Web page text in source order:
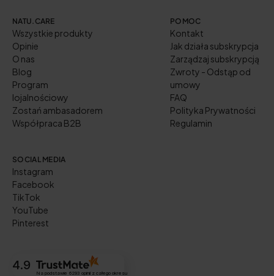
NATU.CARE
Wszystkie produkty
Opinie
O nas
Blog
Program
lojalnościowy
Zostań ambasadorem
Współpraca B2B
POMOC
Kontakt
Jak działa subskrypcja
Zarządzaj subskrypcją
Zwroty - Odstąp od
umowy
FAQ
Polityka Prywatności
Regulamin
SOCIAL MEDIA
Instagram
Facebook
TikTok
YouTube
Pinterest
4.9
Na podstawie 6293 opinii z całego okresu